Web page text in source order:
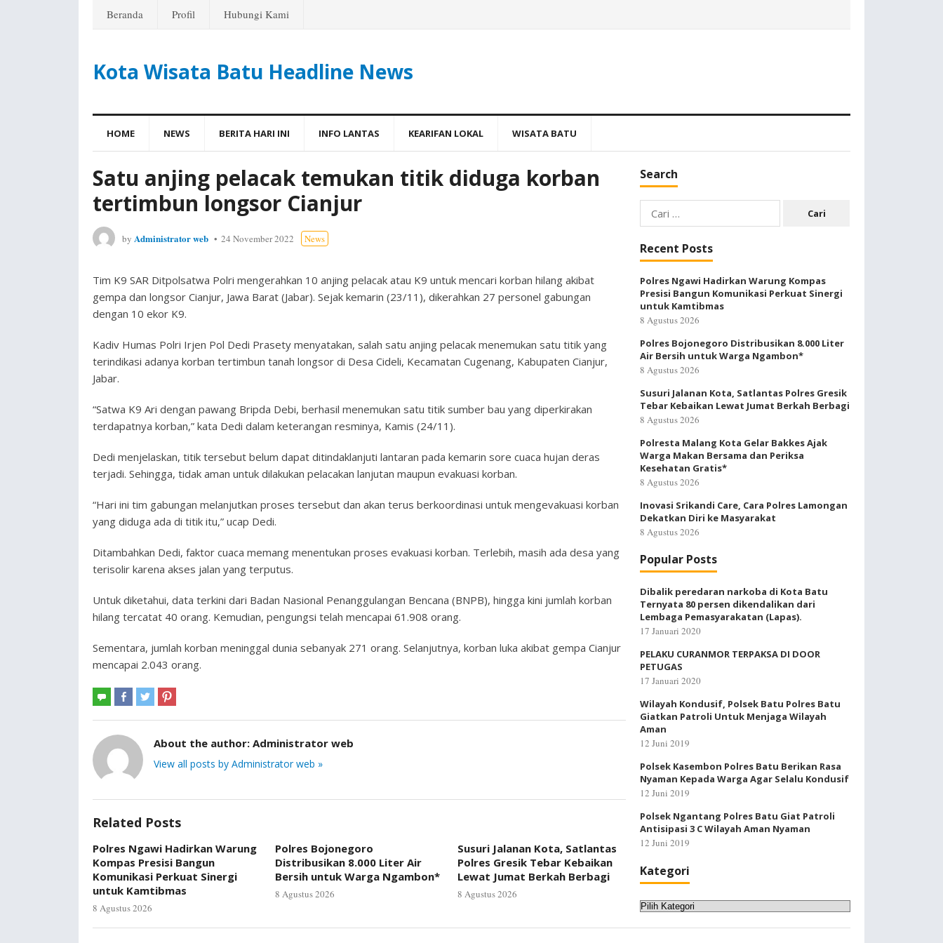
Beranda Profil Hubungi Kami
Kota Wisata Batu Headline News
HOME NEWS BERITA HARI INI INFO LANTAS KEARIFAN LOKAL WISATA BATU
Satu anjing pelacak temukan titik diduga korban
tertimbun longsor Cianjur
by Administrator web 24 November 2022 News
Tim K9 SAR Ditpolsatwa Polri mengerahkan 10 anjing pelacak atau K9 untuk mencari korban hilang akibat
gempa dan longsor Cianjur, Jawa Barat (Jabar). Sejak kemarin (23/11), dikerahkan 27 personel gabungan
dengan 10 ekor K9.
Kadiv Humas Polri Irjen Pol Dedi Prasety menyatakan, salah satu anjing pelacak menemukan satu titik yang
terindikasi adanya korban tertimbun tanah longsor di Desa Cideli, Kecamatan Cugenang, Kabupaten Cianjur,
Jabar.
“Satwa K9 Ari dengan pawang Bripda Debi, berhasil menemukan satu titik sumber bau yang diperkirakan
terdapatnya korban,” kata Dedi dalam keterangan resminya, Kamis (24/11).
Dedi menjelaskan, titik tersebut belum dapat ditindaklanjuti lantaran pada kemarin sore cuaca hujan deras
terjadi. Sehingga, tidak aman untuk dilakukan pelacakan lanjutan maupun evakuasi korban.
“Hari ini tim gabungan melanjutkan proses tersebut dan akan terus berkoordinasi untuk mengevakuasi korban
yang diduga ada di titik itu,” ucap Dedi.
Ditambahkan Dedi, faktor cuaca memang menentukan proses evakuasi korban. Terlebih, masih ada desa yang
terisolir karena akses jalan yang terputus.
Untuk diketahui, data terkini dari Badan Nasional Penanggulangan Bencana (BNPB), hingga kini jumlah korban
hilang tercatat 40 orang. Kemudian, pengungsi telah mencapai 61.908 orang.
Sementara, jumlah korban meninggal dunia sebanyak 271 orang. Selanjutnya, korban luka akibat gempa Cianjur
mencapai 2.043 orang.
About the author: Administrator web
View all posts by Administrator web »
Related Posts
Polres Ngawi Hadirkan Warung
Kompas Presisi Bangun
Komunikasi Perkuat Sinergi
untuk Kamtibmas
8 Agustus 2026
Polres Bojonegoro
Distribusikan 8.000 Liter Air
Bersih untuk Warga Ngambon*
8 Agustus 2026
Susuri Jalanan Kota, Satlantas
Polres Gresik Tebar Kebaikan
Lewat Jumat Berkah Berbagi
8 Agustus 2026
Search
Cari
untuk:
Recent Posts
Polres Ngawi Hadirkan Warung Kompas
Presisi Bangun Komunikasi Perkuat Sinergi
untuk Kamtibmas
8 Agustus 2026
Polres Bojonegoro Distribusikan 8.000 Liter
Air Bersih untuk Warga Ngambon*
8 Agustus 2026
Susuri Jalanan Kota, Satlantas Polres Gresik
Tebar Kebaikan Lewat Jumat Berkah Berbagi
8 Agustus 2026
Polresta Malang Kota Gelar Bakkes Ajak
Warga Makan Bersama dan Periksa
Kesehatan Gratis*
8 Agustus 2026
Inovasi Srikandi Care, Cara Polres Lamongan
Dekatkan Diri ke Masyarakat
8 Agustus 2026
Popular Posts
Dibalik peredaran narkoba di Kota Batu
Ternyata 80 persen dikendalikan dari
Lembaga Pemasyarakatan (Lapas).
17 Januari 2020
PELAKU CURANMOR TERPAKSA DI DOOR
PETUGAS
17 Januari 2020
Wilayah Kondusif, Polsek Batu Polres Batu
Giatkan Patroli Untuk Menjaga Wilayah
Aman
12 Juni 2019
Polsek Kasembon Polres Batu Berikan Rasa
Nyaman Kepada Warga Agar Selalu Kondusif
12 Juni 2019
Polsek Ngantang Polres Batu Giat Patroli
Antisipasi 3 C Wilayah Aman Nyaman
12 Juni 2019
Kategori
Kategori